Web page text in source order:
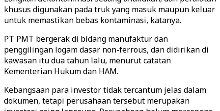
khusus digunakan pada truk yang masuk maupun keluar
untuk memastikan bebas kontaminasi, katanya.
PT PMT bergerak di bidang manufaktur dan
penggilingan logam dasar non-ferrous, dan didirikan di
kawasan itu dua tahun lalu, menurut catatan
Kementerian Hukum dan HAM.
Kebangsaan para investor tidak tercantum jelas dalam
dokumen, tetapi perusahaan tersebut merupakan